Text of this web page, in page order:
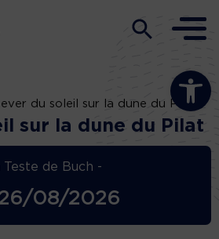
Ouvrir la
du soleil sur la dune du Pilat
sur la dune du Pilat
Teste de Buch -
08/2026